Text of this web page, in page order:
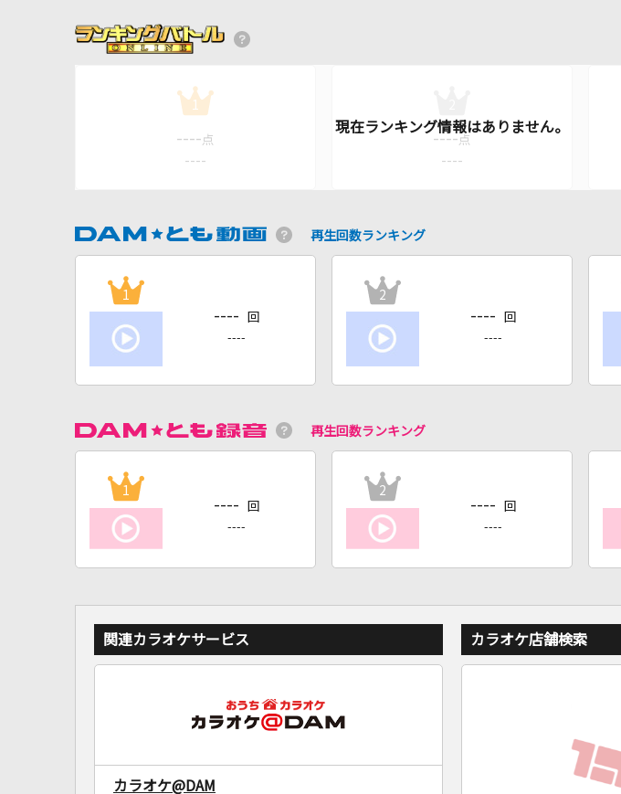
1
---- 点
----
---- 点
----
再生回数ランキング
1
---- 回
----
2
---- 回
----
再生回数ランキング
1
---- 回
----
2
---- 回
----
関連カラオケサービス
カラオケ@DAM
カラオケ店舗検索